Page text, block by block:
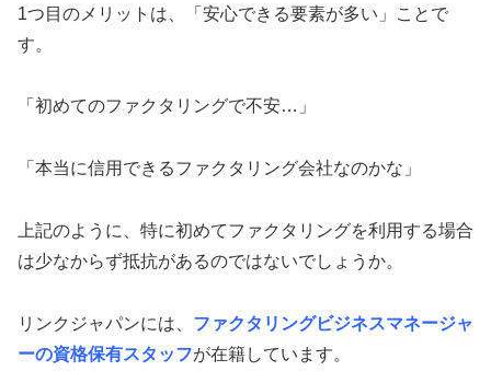
1つ目のメリットは、「安心できる要素が多い」ことで
す。
「初めてのファクタリングで不安…」
「本当に信用できるファクタリング会社なのかな」
上記のように、特に初めてファクタリングを利用する場合
は少なからず抵抗があるのではないでしょうか。
リンクジャパンには、 ファクタリングビジネスマネージャ
ーの資格保有スタッフが在籍しています。